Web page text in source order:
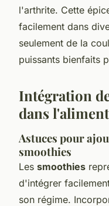
l'arthrite. Cette
facilement dans
seulement de la
puissants bienfaits
Intégration
dans
Astuces pour
smoothies
Les smoothies
d'intégrer
son régime.